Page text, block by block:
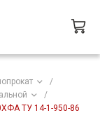
/
/
ТУ 14-1-950-86